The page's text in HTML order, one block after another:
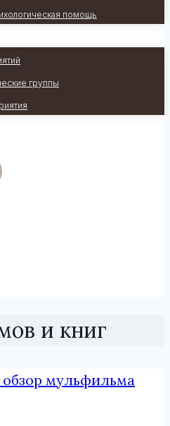
помощь
группы
и книг